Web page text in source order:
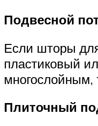
Подвесной
Если шторы
пластиковый
многослойным,
Плиточный